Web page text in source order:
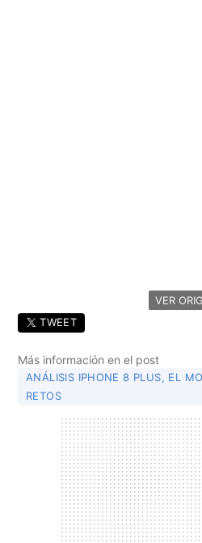
VER
TWEET
Más información en el post
ANÁLISIS IPHONE 8 PLUS, EL
RETOS